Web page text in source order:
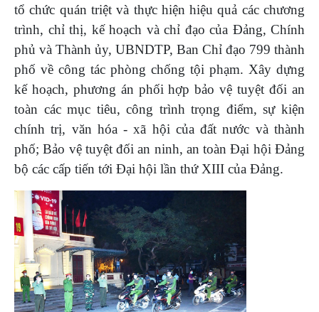
tổ chức quán triệt và thực hiện hiệu quả các chương
trình, chỉ thị, kế hoạch và chỉ đạo của Đảng, Chính
phủ và Thành ủy, UBNDTP, Ban Chỉ đạo 799 thành
phố về công tác phòng chống tội phạm. Xây dựng
kế hoạch, phương án phối hợp bảo vệ tuyệt đối an
toàn các mục tiêu, công trình trọng điểm, sự kiện
chính trị, văn hóa - xã hội của đất nước và thành
phố; Bảo vệ tuyệt đối an ninh, an toàn Đại hội Đảng
bộ các cấp tiến tới Đại hội lần thứ XIII của Đảng.